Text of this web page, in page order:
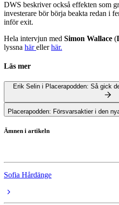
DWS beskriver också effekten som
investerare bör börja beakta redan i
inför exit.
Hela intervjun med Simon Wallace (
lyssna härellerhär.
Läs mer
Placerapodden: Försvarsaktier i den
Ämnen i artikeln
Sofia Hårdänge